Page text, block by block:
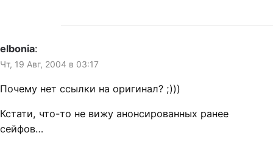
elbonia:
Чт, 19 Авг, 2004 в 03:17
Почему нет ссылки на оригинал? ;)))
Кстати, что-то не вижу анонсированных ранее
сейфов…